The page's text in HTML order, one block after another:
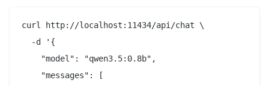
curl http://localhost:11434/api/chat \
  -d '{
    "model": "qwen3.5:0.8b",
    "messages": [